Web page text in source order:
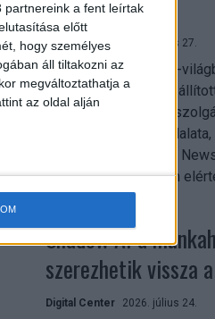
partnereink a fent leírtak
előtt
hogy személyes
áll tiltakozni az
megváltoztathatja a
az oldal alján
mindent vitt
Digital Center 2026. július 27.
A 2026-os labdarúgó-
streamingrekordokat
közszolgálati
technológiai
– írja a Broadband TV
az átlagos nézőszám
Shadow AI a
szerezhetik vissza
Digital Center 2026. július 24.